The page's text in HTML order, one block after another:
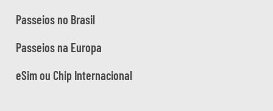
Passeios no Brasil
Passeios na Europa
eSim ou Chip Internacional